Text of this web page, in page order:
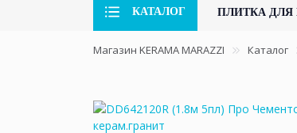
КАТАЛОГ ПЛИТКА ДЛЯ
Магазин KERAMA MARAZZI Каталог